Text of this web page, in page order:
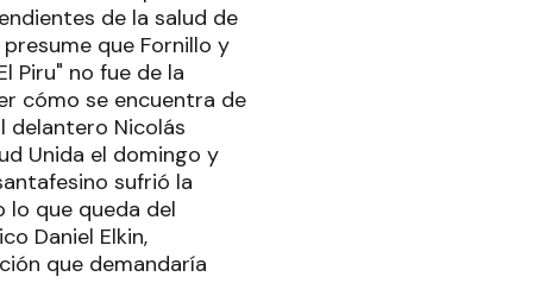
de la salud de
que Fornillo y
Piru" no fue de la
cómo se encuentra de
delantero Nicolás
Unida el domingo y
sufrió la
que queda del
Daniel Elkin,
que demandaría